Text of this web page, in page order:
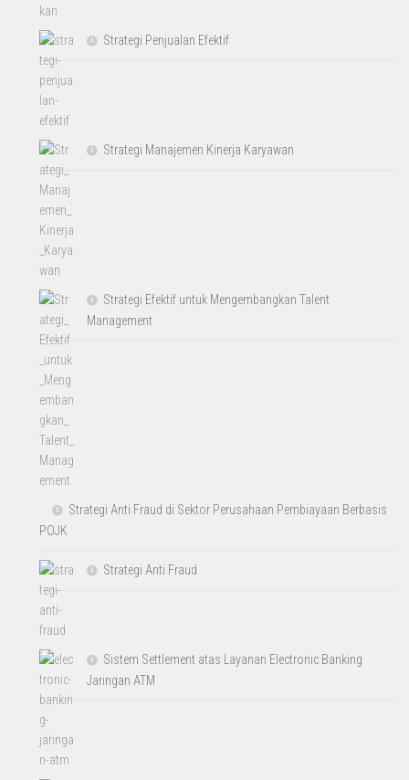
Strategi Penjualan Efektif
Strategi Manajemen Kinerja Karyawan
Strategi Efektif untuk Mengembangkan Talent
Management
Strategi Anti Fraud di Sektor Perusahaan Pembiayaan Berbasis
POJK
Strategi Anti Fraud
Sistem Settlement atas Layanan Electronic Banking
Jaringan ATM